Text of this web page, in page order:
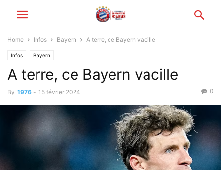
Home Infos Bayern A terre, ce Bayern vacille
Infos Bayern
A terre, ce Bayern vacille
By 1976 - 15 février 2024 0